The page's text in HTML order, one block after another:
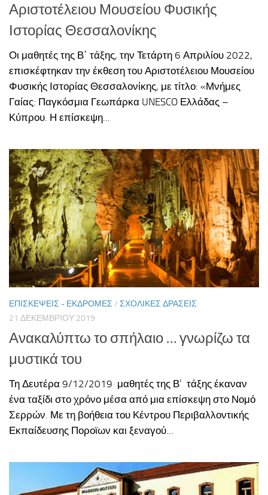
Αριστοτέλειου Μουσείου Φυσικής
Ιστορίας Θεσσαλονίκης
Οι μαθητές της Β΄ τάξης, την Τετάρτη 6 Απριλίου 2022,
επισκέφτηκαν την έκθεση του Αριστοτέλειου Μουσείου
Φυσικής Ιστορίας Θεσσαλονίκης, με τίτλο: «Μνήμες
Γαίας: Παγκόσμια Γεωπάρκα UNESCO Ελλάδας –
Κύπρου. Η επίσκεψη...
ΕΠΙΣΚΈΨΕΙΣ - ΕΚΔΡΟΜΈΣ / ΣΧΟΛΙΚΈΣ ΔΡΆΣΕΙΣ
21 ΔΕΚΕΜΒΡΊΟΥ 2019
Ανακαλύπτω το σπήλαιο … γνωρίζω τα
μυστικά του
Τη Δευτέρα 9/12/2019 μαθητές της Β’ τάξης έκαναν
ένα ταξίδι στο χρόνο μέσα από μια επίσκεψη στο Νομό
Σερρών. Με τη βοήθεια του Κέντρου Περιβαλλοντικής
Εκπαίδευσης Ποροϊων και ξεναγού...